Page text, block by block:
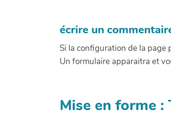
écrire un
Si la configuration de la page
Un formulaire apparaitra et
Mise en forme